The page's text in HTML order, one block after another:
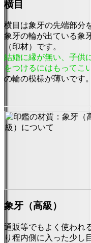
横目
横目は象牙の先端部分
象牙の輪が出ている象
（印材）です。
結婚に縁が無い、子供
をつけるにはもってこ
の輪の模様が薄いです。
象牙（高級）
通販等でもよく使われ
り程内側に入った少し